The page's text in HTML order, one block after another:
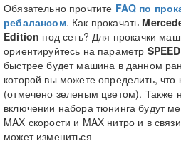
Обязательно прочтите FAQ по
ребалансом. Как прокачать
Edition под сеть? Для прокачки
ориентируйтесь на параметр
быстрее будет машина в данном
которой вы можете определить, что
(отмечено зеленым цветом). Также
включении набора тюнинга будут
MAX скорости и MAX нитро и в
может измениться